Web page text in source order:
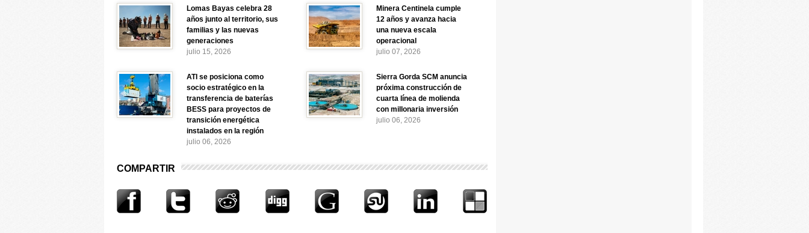
Lomas Bayas celebra 28
años junto al territorio, sus
familias y las nuevas
generaciones
julio 15, 2026
Minera Centinela cumple
12 años y avanza hacia
una nueva escala
operacional
julio 07, 2026
ATI se posiciona como
socio estratégico en la
transferencia de baterías
BESS para proyectos de
transición energética
instalados en la región
julio 06, 2026
Sierra Gorda SCM anuncia
próxima construcción de
cuarta línea de molienda
con millonaria inversión
julio 06, 2026
COMPARTIR